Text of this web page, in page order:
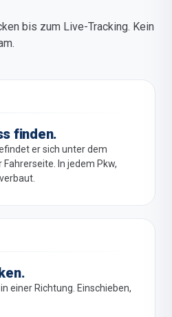
bis zum Live-Tracking. Kein
finden.
er sich unter dem
In jedem Pkw,
einer Richtung. Einschieben,